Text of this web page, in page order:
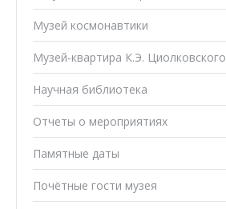
Музей космонавтики
Музей-квартира К.Э. Циолковского
Научная библиотека
Отчеты о мероприятиях
Памятные даты
Почётные гости музея